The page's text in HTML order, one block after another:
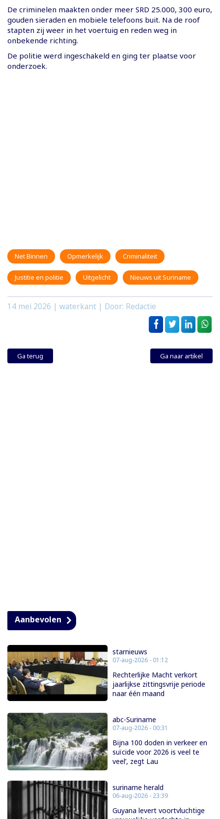
De criminelen maakten onder meer SRD 25.000, 300 euro,
gouden sieraden en mobiele telefoons buit. Na de roof
stapten zij weer in het voertuig en reden weg in
onbekende richting.
De politie werd ingeschakeld en ging ter plaatse voor
onderzoek.
Net Binnen Opmerkelijk Criminaliteit
Justitie en politie Uitgelicht Nieuws uit Suriname
14 mei 2026 | waterkant | Door: Redactie
Ga terug Ga naar artikel
Aanbevolen
starnieuws
07-aug-2026 - 01:12
Rechterlijke Macht verkort
jaarlijkse zittingsvrije periode
naar één maand
abc-Suriname
07-aug-2026 - 00:31
Bijna 100 doden in verkeer en
suïcide voor 2026 is veel te
veel’, zegt Lau
suriname herald
06-aug-2026 - 23:39
Guyana levert voortvluchtige